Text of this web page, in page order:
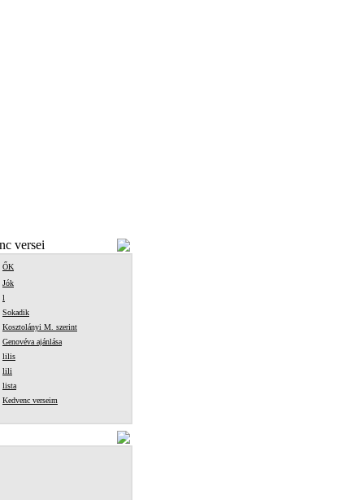
versei
ŐK
Jók
l
Sokadik
Kosztolányi M. szerint
Genovéva ajánlása
lilis
lili
lista
Kedvenc verseim